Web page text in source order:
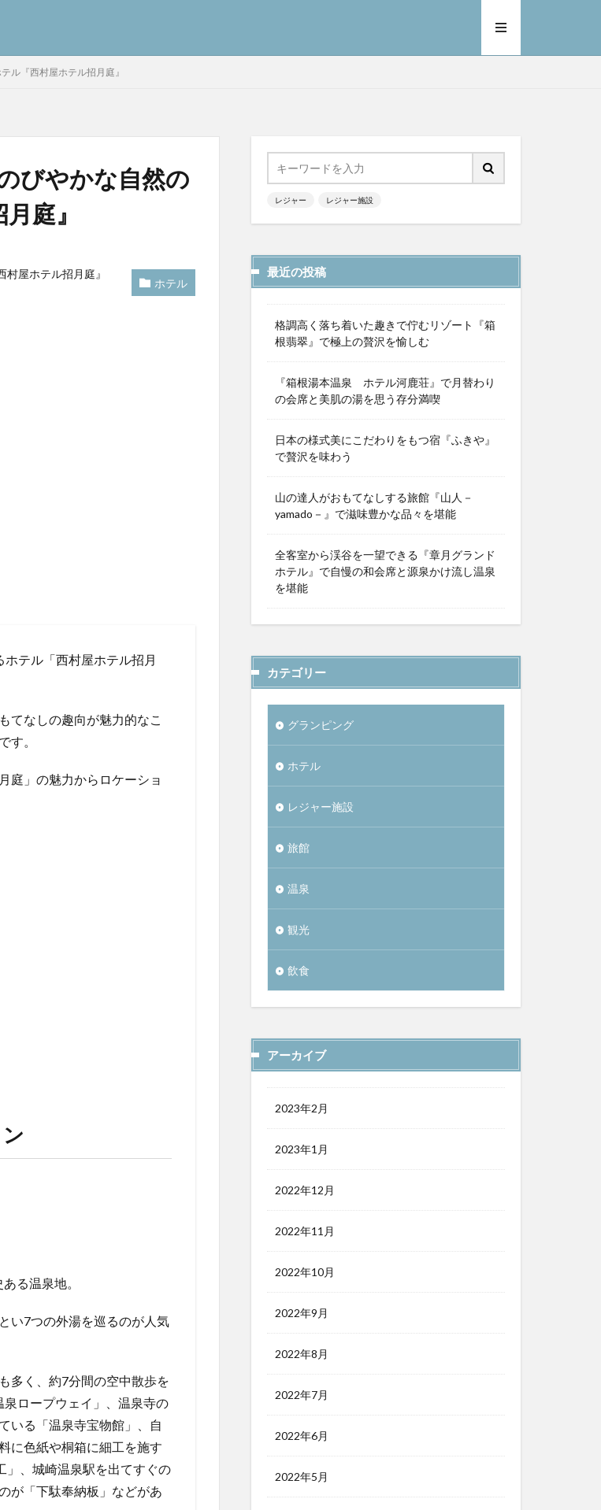
ル『西村屋ホテル招月庭』
びやかな自然の
庭』
ホテル
テル「西村屋ホテル招月
てなしの趣向が魅力的なこ
す。
庭」の魅力からロケーショ
る温泉地。
い7つの外湯を巡るのが人気
多く、約7分間の空中散歩を
ロープウェイ」、温泉寺の
いる「温泉寺宝物館」、自
に色紙や桐箱に細工を施す
」、城崎温泉駅を出てすぐの
が「下駄奉納板」などがあ
レジャー レジャー施設
最近の投稿
格調高く落ち着いた趣きで佇むリゾート『箱
根翡翠』で極上の贅沢を愉しむ
『箱根湯本温泉 ホテル河鹿荘』で月替わり
の会席と美肌の湯を思う存分満喫
日本の様式美にこだわりをもつ宿『ふきや』
で贅沢を味わう
山の達人がおもてなしする旅館『山人－
yamado－』で滋味豊かな品々を堪能
全客室から渓谷を一望できる『章月グランド
ホテル』で自慢の和会席と源泉かけ流し温泉
を堪能
カテゴリー
グランピング
ホテル
レジャー施設
旅館
温泉
観光
飲食
アーカイブ
2023年2月
2023年1月
2022年12月
2022年11月
2022年10月
2022年9月
2022年8月
2022年7月
2022年6月
2022年5月